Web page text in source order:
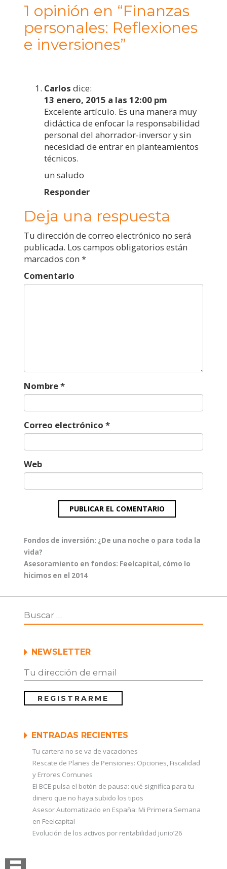
1 opinión en “Finanzas
personales: Reflexiones
e inversiones”
Carlos dice:
13 enero, 2015 a las 12:00 pm
Excelente artículo. Es una manera muy
didáctica de enfocar la responsabilidad
personal del ahorrador-inversor y sin
necesidad de entrar en planteamientos
técnicos.
un saludo
Responder
Deja una respuesta
Tu dirección de correo electrónico no será
publicada. Los campos obligatorios están
marcados con *
Comentario
Nombre*
Correo electrónico *
Web
Navegación
de
entradas
Entrada
anterior:
Fondos de inversión: ¿De una noche o para toda la
vida?
Entrada
siguiente:
Asesoramiento en fondos: Feelcapital, cómo lo
hicimos en el 2014
NEWSLETTER
ENTRADAS RECIENTES
Tu cartera no se va de vacaciones
Rescate de Planes de Pensiones: Opciones, Fiscalidad
y Errores Comunes
El BCE pulsa el botón de pausa: qué significa para tu
dinero que no haya subido los tipos
Asesor Automatizado en España: Mi Primera Semana
en Feelcapital
Evolución de los activos por rentabilidad junio’26